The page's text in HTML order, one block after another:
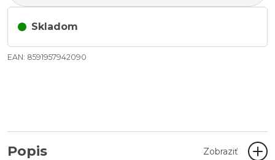
Skladom
EAN: 8591957942090
Popis Zobraziť